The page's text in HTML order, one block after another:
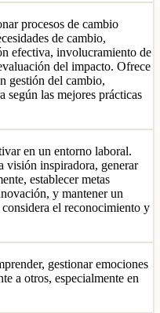
procesos de cambio
de cambio,
efectiva, involucramiento de
del impacto. Ofrece
gestión del cambio,
según las mejores prácticas
en un entorno laboral.
visión inspiradora, generar
establecer metas
y mantener un
el reconocimiento y
gestionar emociones
a otros, especialmente en